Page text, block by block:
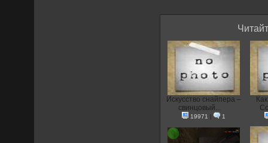
Искусство снайпера –
свинцовый...
19971 | 1